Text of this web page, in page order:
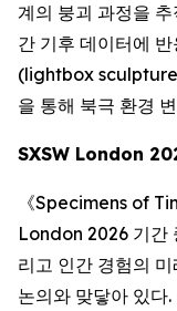
계의 붕괴 과정을
간 기후 데이터에
(lightbox
을 통해 북극 환경
SXSW London
《Specimens of
London 2026 기간
리고 인간 경험의
논의와 맞닿아 있다